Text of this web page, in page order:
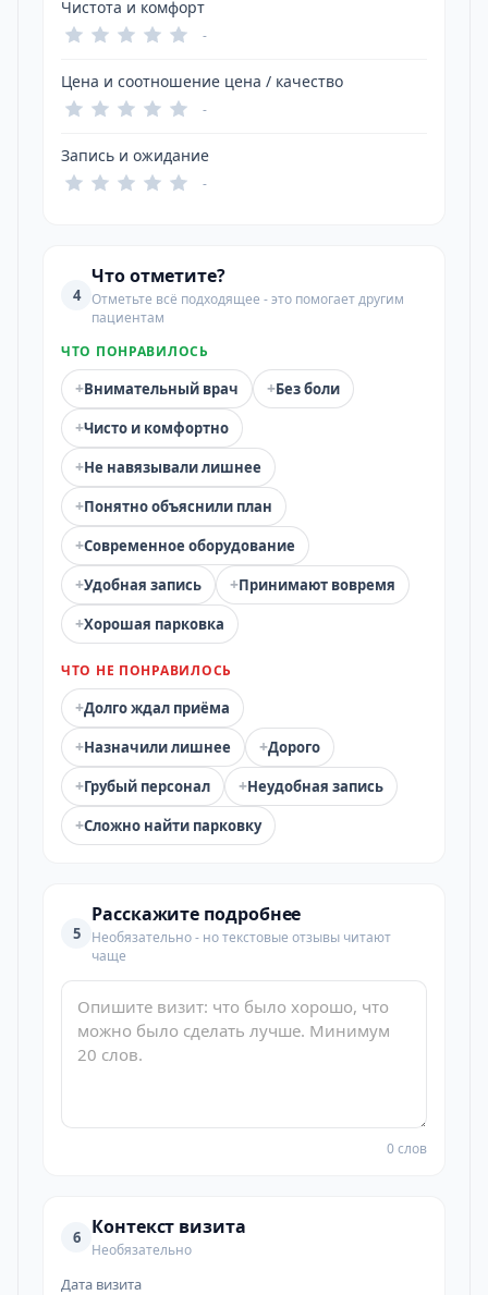
Чистота и комфорт
-
Цена и соотношение цена / качество
-
Запись и ожидание
-
4
Что отметите?
Отметьте всё подходящее - это помогает другим
пациентам
ЧТО ПОНРАВИЛОСЬ
+Внимательный врач +Без боли
+Чисто и комфортно
+Не навязывали лишнее
+Понятно объяснили план
+Современное оборудование
+Удобная запись +Принимают вовремя
+Хорошая парковка
ЧТО НЕ ПОНРАВИЛОСЬ
+Долго ждал приёма
+Назначили лишнее +Дорого
+Грубый персонал +Неудобная запись
+Сложно найти парковку
5
Расскажите подробнее
Необязательно - но текстовые отзывы читают
чаще
0 слов
6 Контекст визита
Необязательно
Дата визита